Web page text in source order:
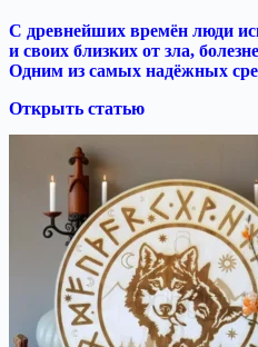
С древнейших времён люди
и своих близких от зла,
Одним из самых надёжных
Открыть статью